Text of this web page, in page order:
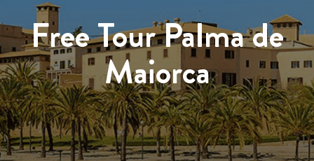
Free Tour Palma de
Maiorca